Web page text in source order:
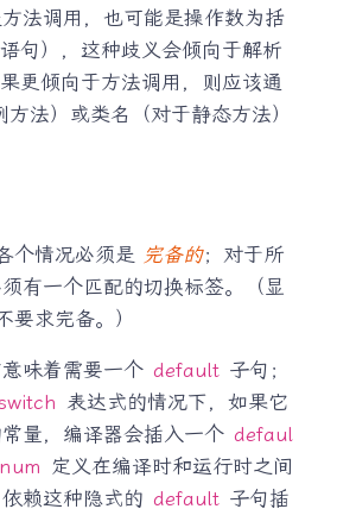
法调用，也可能是操作数为括
句），这种歧义会倾向于解析
更倾向于方法调用，则应该通
方法）或类名（对于静态方法）
个情况必须是 完备的；对于所
有一个匹配的切换标签。（显
要求完备。）
味着需要一个 default 子句；
表达式的情况下，如果它
量，编译器会插入一个 defaul
定义在编译时和运行时之间
赖这种隐式的 default 子句插